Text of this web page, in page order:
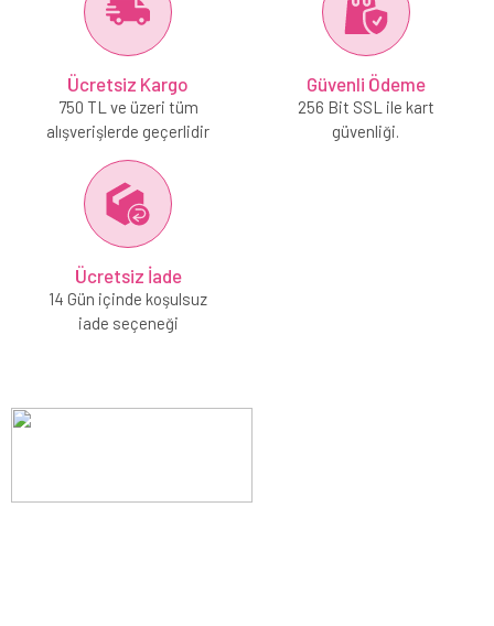
Ücretsiz Kargo
750 TL ve üzeri tüm
alışverişlerde geçerlidir
Güvenli Ödeme
256 Bit SSL ile kart
güvenliği.
Ücretsiz İade
14 Gün içinde koşulsuz
iade seçeneği